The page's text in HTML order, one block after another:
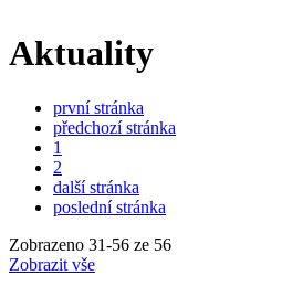
Aktuality
první stránka
předchozí stránka
1
2
další stránka
poslední stránka
Zobrazeno 31-56 ze 56
Zobrazit vše